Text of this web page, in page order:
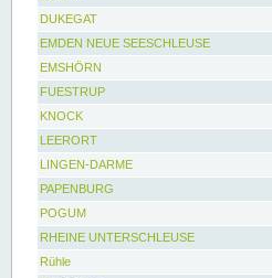
DUKEGAT
EMDEN NEUE SEESCHLEUSE
EMSHÖRN
FUESTRUP
KNOCK
LEERORT
LINGEN-DARME
PAPENBURG
POGUM
RHEINE UNTERSCHLEUSE
Rühle